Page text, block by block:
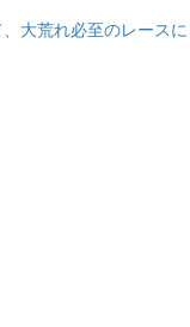
大荒れ必至のレースに